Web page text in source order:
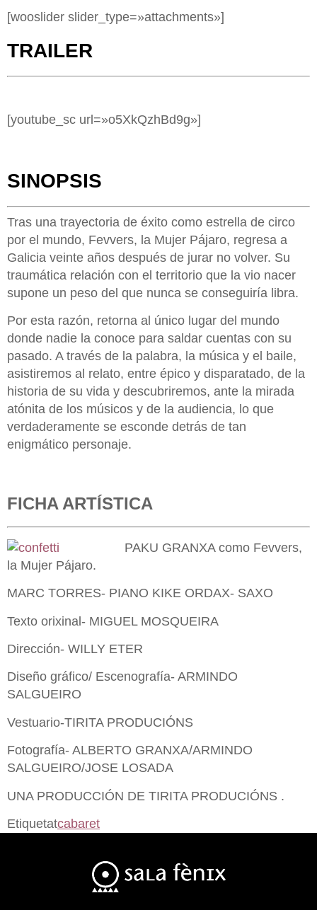
[wooslider slider_type=»attachments»]
TRAILER
[youtube_sc url=»o5XkQzhBd9g»]
SINOPSIS
Tras una trayectoria de éxito como estrella de circo
por el mundo, Fevvers, la Mujer Pájaro, regresa a
Galicia veinte años después de jurar no volver. Su
traumática relación con el territorio que la vio nacer
supone un peso del que nunca se conseguiría libra.
Por esta razón, retorna al único lugar del mundo
donde nadie la conoce para saldar cuentas con su
pasado. A través de la palabra, la música y el baile,
asistiremos al relato, entre épico y disparatado, de la
historia de su vida y descubriremos, ante la mirada
atónita de los músicos y de la audiencia, lo que
verdaderamente se esconde detrás de tan
enigmático personaje.
FICHA ARTÍSTICA
PAKU GRANXA como Fevvers,
la Mujer Pájaro.
MARC TORRES- PIANO KIKE ORDAX- SAXO
Texto orixinal- MIGUEL MOSQUEIRA
Dirección- WILLY ETER
Diseño gráfico/ Escenografía- ARMINDO
SALGUEIRO
Vestuario-TIRITA PRODUCIÓNS
Fotografía- ALBERTO GRANXA/ARMINDO
SALGUEIRO/JOSE LOSADA
UNA PRODUCCIÓN DE TIRITA PRODUCIÓNS .
Etiquetatcabaret